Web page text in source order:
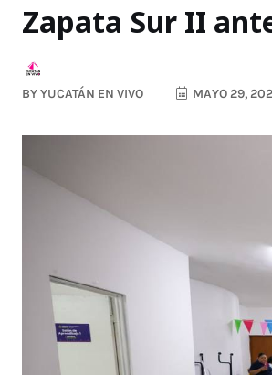
Zapata Sur II
BYYUCATÁN EN VIVO MAYO 29,